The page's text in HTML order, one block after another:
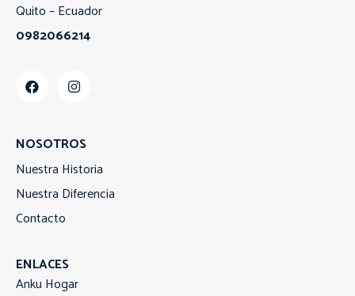
Quito – Ecuador
0982066214
NOSOTROS
Nuestra Historia
Nuestra Diferencia
Contacto
ENLACES
Anku Hogar